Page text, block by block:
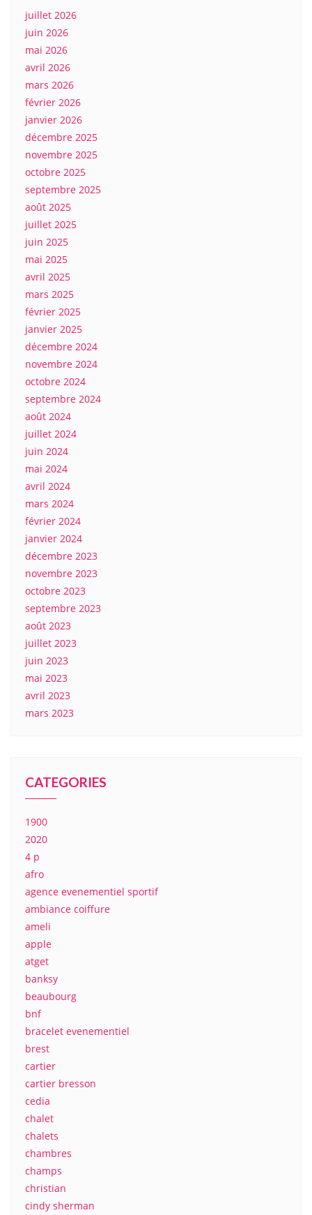
juillet 2026
juin 2026
mai 2026
avril 2026
mars 2026
février 2026
janvier 2026
décembre 2025
novembre 2025
octobre 2025
septembre 2025
août 2025
juillet 2025
juin 2025
mai 2025
avril 2025
mars 2025
février 2025
janvier 2025
décembre 2024
novembre 2024
octobre 2024
septembre 2024
août 2024
juillet 2024
juin 2024
mai 2024
avril 2024
mars 2024
février 2024
janvier 2024
décembre 2023
novembre 2023
octobre 2023
septembre 2023
août 2023
juillet 2023
juin 2023
mai 2023
avril 2023
mars 2023
CATEGORIES
1900
2020
4 p
afro
agence evenementiel sportif
ambiance coiffure
ameli
apple
atget
banksy
beaubourg
bnf
bracelet evenementiel
brest
cartier
cartier bresson
cedia
chalet
chalets
chambres
champs
christian
cindy sherman